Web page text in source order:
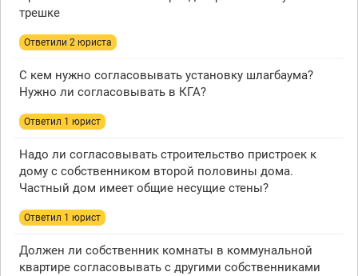
трешке
Ответили 2 юристa
С кем нужно согласовывать установку шлагбаума?
Нужно ли согласовывать в КГА?
Ответил 1 юрист
Надо ли согласовывать строительство пристроек к
дому с собственником второй половины дома.
Частный дом имеет общие несущие стены?
Ответил 1 юрист
Должен ли собственник комнаты в коммунальной
квартире согласовывать с другими собственниками